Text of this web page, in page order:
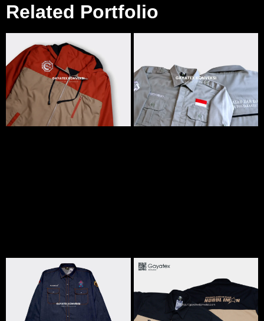
Related Portfolio